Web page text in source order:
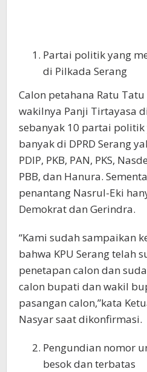
Partai politik yang
di Pilkada Serang
Calon petahana Ratu
wakilnya Panji Tirtayasa
sebanyak 10 partai
banyak di DPRD Serang
PDIP, PKB, PAN, PKS,
PBB, dan Hanura.
penantang Nasrul-Eki
Demokrat dan Gerindra.
“Kami sudah sampaikan
bahwa KPU Serang telah
penetapan calon dan
calon bupati dan wakil
pasangan calon,”kata
Nasyar saat dikonfirmasi.
Pengundian nomor
besok dan terbatas